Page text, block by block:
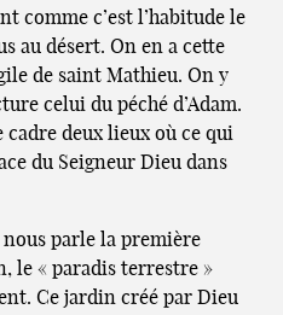
comme c’est l’habitude le
au désert. On en a cette
de saint Mathieu. On y
celui du péché d’Adam.
deux lieux où ce qui
du Seigneur Dieu dans
parle la première
le « paradis terrestre »
Ce jardin créé par Dieu